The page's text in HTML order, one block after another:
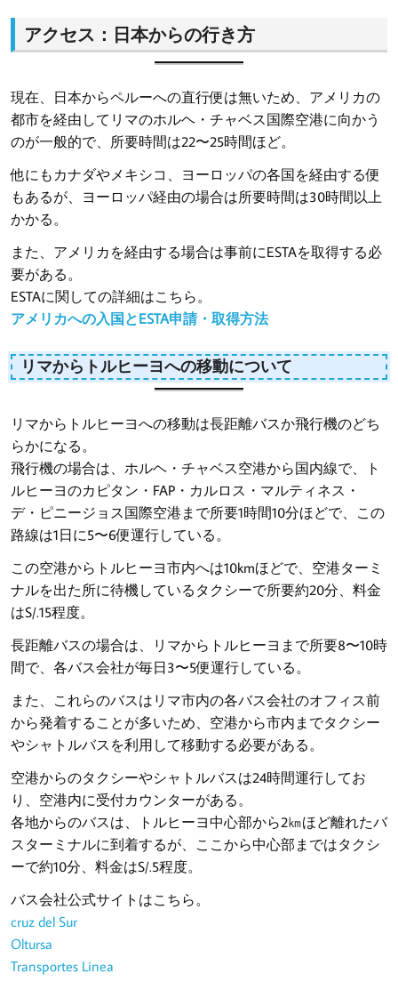
アクセス：日本からの行き方
現在、日本からペルーへの直行便は無いため、アメリカの
都市を経由してリマのホルヘ・チャベス国際空港に向かう
のが一般的で、所要時間は22〜25時間ほど。
他にもカナダやメキシコ、ヨーロッパの各国を経由する便
もあるが、ヨーロッパ経由の場合は所要時間は30時間以上
かかる。
また、アメリカを経由する場合は事前にESTAを取得する必
要がある。
ESTAに関しての詳細はこちら。
アメリカへの入国とESTA申請・取得方法
リマからトルヒーヨへの移動について
リマからトルヒーヨへの移動は長距離バスか飛行機のどち
らかになる。
飛行機の場合は、ホルヘ・チャベス空港から国内線で、ト
ルヒーヨのカピタン・FAP・カルロス・マルティネス・
デ・ピニージョス国際空港まで所要1時間10分ほどで、この
路線は1日に5〜6便運行している。
この空港からトルヒーヨ市内へは10kmほどで、空港ターミ
ナルを出た所に待機しているタクシーで所要約20分、料金
はS/.15程度。
長距離バスの場合は、リマからトルヒーヨまで所要8〜10時
間で、各バス会社が毎日3〜5便運行している。
また、これらのバスはリマ市内の各バス会社のオフィス前
から発着することが多いため、空港から市内までタクシー
やシャトルバスを利用して移動する必要がある。
空港からのタクシーやシャトルバスは24時間運行してお
り、空港内に受付カウンターがある。
各地からのバスは、トルヒーヨ中心部から2㎞ほど離れたバ
スターミナルに到着するが、ここから中心部まではタクシ
ーで約10分、料金はS/.5程度。
バス会社公式サイトはこちら。
cruz del Sur
Oltursa
Transportes Linea